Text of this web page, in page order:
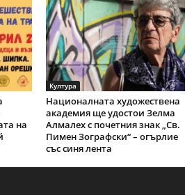
на
Култура
Националната художествена
академия ще удостои Зелма
Алмалех с почетния знак „Св.
Пимен Зографски“ – огърлие
със синя лента